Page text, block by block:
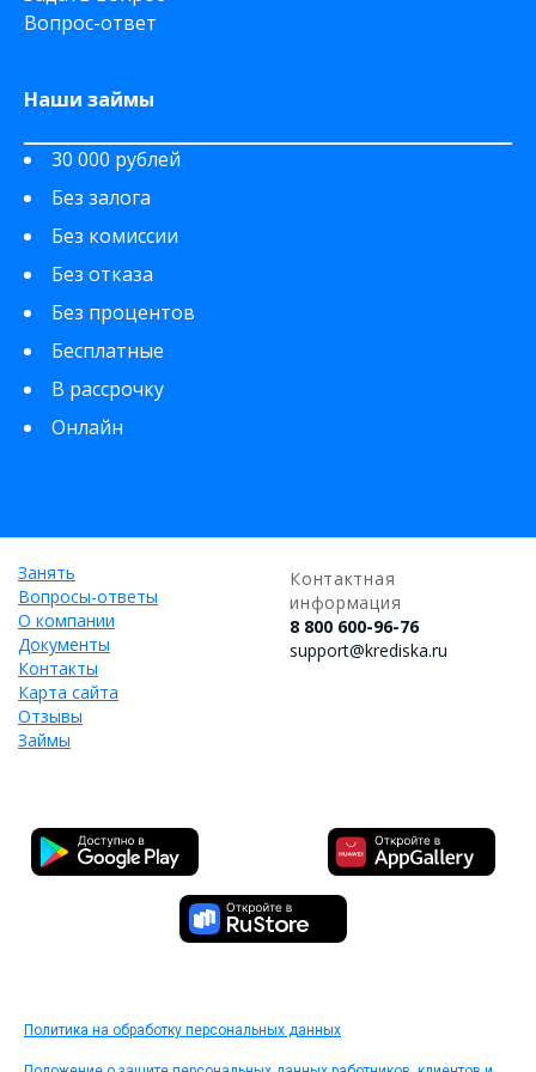
Вопрос-ответ
Наши займы
30 000 рублей
Без залога
Без комиссии
Без отказа
Без процентов
Бесплатные
В рассрочку
Онлайн
Занять
Вопросы-ответы
О компании
Документы
Контакты
Карта сайта
Отзывы
Займы
Контактная
информация
8 800 600-96-76
support@krediska.ru
Политика на обработку персональных данных